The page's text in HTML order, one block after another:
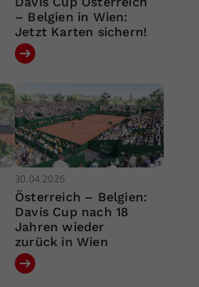
– Belgien in Wien:
Jetzt Karten sichern!
30.04.2026
Österreich – Belgien:
Davis Cup nach 18
Jahren wieder
zurück in Wien